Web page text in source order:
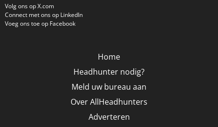
Volg ons op X.com
Connect met ons op LinkedIn
Voeg ons toe op Facebook
Home
Headhunter nodig?
Meld uw bureau aan
Over AllHeadhunters
Adverteren